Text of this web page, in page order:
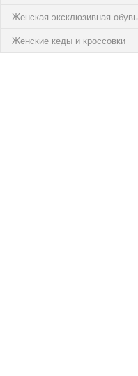
Женская эксклюзивная обувь
Женские кеды и кроссовки